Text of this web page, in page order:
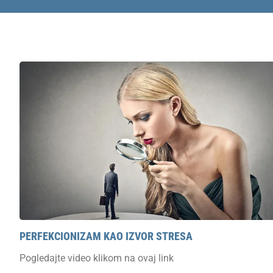
PERFEKCIONIZAM KAO IZVOR STRESA
Pogledajte video klikom na ovaj link